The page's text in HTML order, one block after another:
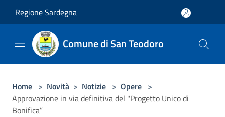
Regione Sardegna
Comune di San Teodoro
Home > Novità > Notizie > Opere >
Approvazione in via definitiva del "Progetto Unico di
Bonifica”